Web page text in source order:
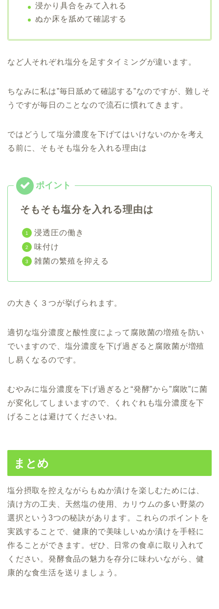
浸かり具合をみて入れる
ぬか床を舐めて確認する
など人それぞれ塩分を足すタイミングが違います。
ちなみに私は”毎日舐めて確認する”なのですが、難しそ
うですが毎日のことなので流石に慣れてきます。
ではどうして塩分濃度を下げてはいけないのかを考え
る前に、そもそも塩分を入れる理由は
そもそも塩分を入れる理由は
浸透圧の働き
味付け
雑菌の繁殖を抑える
の大きく３つが挙げられます。
適切な塩分濃度と酸性度によって腐敗菌の増殖を防い
でいますので、塩分濃度を下げ過ぎると腐敗菌が増殖
し易くなるのです。
むやみに塩分濃度を下げ過ぎると “発酵”から”腐敗”に菌
が変化してしまいますので、くれぐれも塩分濃度を下
げることは避けてくださいね。
まとめ
塩分摂取を控えながらもぬか漬けを楽しむためには、
漬け方の工夫、天然塩の使用、カリウムの多い野菜の
選択という3つの秘訣があります。これらのポイントを
実践することで、健康的で美味しいぬか漬けを手軽に
作ることができます。ぜひ、日常の食卓に取り入れて
ください。発酵食品の魅力を存分に味わいながら、健
康的な食生活を送りましょう。